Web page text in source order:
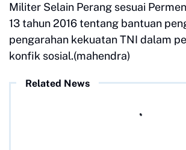
Militer Selain Perang sesuai
13 tahun 2016 tentang bantuan
pengarahan kekuatan TNI dalam
konfik sosial.(mahendra)
Related News